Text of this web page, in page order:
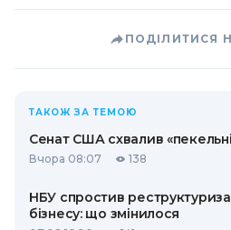
ПОДІЛИТИСЯ
ТАКОЖ ЗА ТЕМОЮ
Сенат США схвалив
Вчора 08:07 138
НБУ спростив
бізнесу: що змінилося